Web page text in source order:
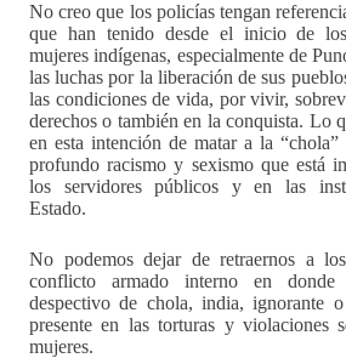
No creo que los policías tengan
que han tenido desde el inicio de
mujeres indígenas, especialmente de
las luchas por la liberación de sus
las condiciones de vida, por vivir,
derechos o también en la conquista. Lo
en esta intención de matar a la “chola”
profundo racismo y sexismo que está
los servidores públicos y en las
Estado.
No podemos dejar de retraernos a
conflicto armado interno en donde
despectivo de chola, india, ignorante
presente en las torturas y violaciones
mujeres.